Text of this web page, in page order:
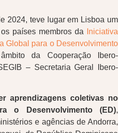
2024, teve lugar em Lisboa um
países membros da
Iniciativa
Global para o Desenvolvimento
da Cooperação Ibero-
– Secretaria Geral Ibero-
aprendizagens coletivas no
o Desenvolvimento (ED),
e agências de Andorra,